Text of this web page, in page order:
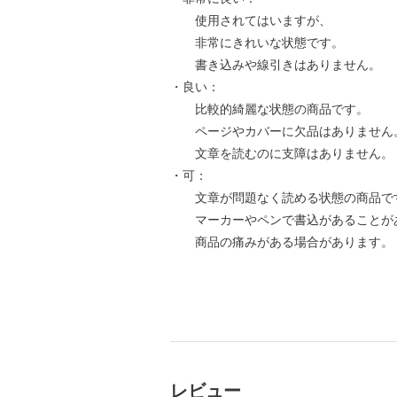
使用されてはいますが、
非常にきれいな状態です。
書き込みや線引きはありません。
・良い：
比較的綺麗な状態の商品です。
ページやカバーに欠品はありません
文章を読むのに支障はありません。
・可：
文章が問題なく読める状態の商品で
マーカーやペンで書込があることが
商品の痛みがある場合があります。
レビュー